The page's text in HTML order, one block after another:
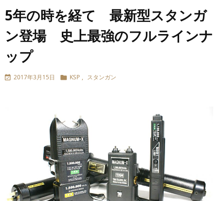
5年の時を経て 最新型スタンガ
ン登場 史上最強のフルラインナ
ップ
 2017年3月15日  KSP , スタンガン